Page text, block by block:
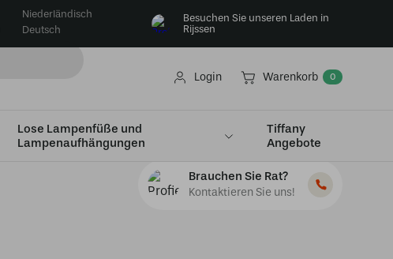
Niederländisch
Deutsch
Besuchen Sie unseren Laden in
Rijssen
Login Warenkorb 0
Lose Lampenfüße und
Lampenaufhängungen
Tiffany
Angebote
Brauchen Sie Rat?
Kontaktieren Sie uns!